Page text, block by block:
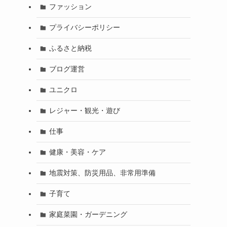
ファッション
プライバシーポリシー
ふるさと納税
ブログ運営
ユニクロ
レジャー・観光・遊び
仕事
健康・美容・ケア
地震対策、防災用品、非常用準備
子育て
家庭菜園・ガーデニング